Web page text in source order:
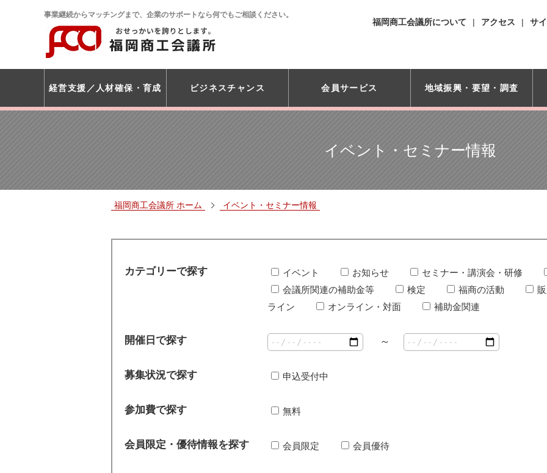
事業継続からマッチングまで、企業のサポートなら何でもご相談ください。
福岡商工会議所について アクセス サ
経営支援 人材確保・育成 ビジネスチャンス 会員サービス 地域振興・ 要望・調査
イベント・セミナー情報
福岡商工会議所 ホーム イベント・セミナー情報
カテゴリーで探す イベント お知らせ
セミナー・講演会・研修
会議所関連の補助金等
検定 福商の活動
ライン
オンライン・対面 補助金関連
開催日で探す ～
募集状況で探す 申込受付中
参加費で探す 無料
会員限定・優待情報を探す 会員限定 会員優待